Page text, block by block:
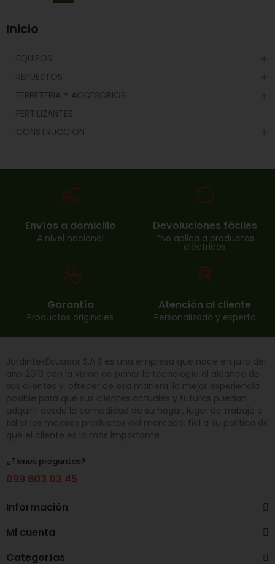
Inicio
EQUIPOS
REPUESTOS
FERRETERIA Y ACCESORIOS
FERTILIZANTES
CONSTRUCCION
Envíos a domicilio
A nivel nacional
Devoluciones fáciles
*No aplica a productos
eléctricos
Garantía
Productos originales
Atención al cliente
Personalizada y experta
JardintekEcuador S.A.S es una empresa que nace en julio del
año 2019 con la visión de poner la tecnología al alcance de
sus clientes y, ofrecer de esa manera, la mejor experiencia
posible para que sus clientes actuales y futuros puedan
adquirir desde la comodidad de su hogar, lugar de trabajo o
taller los mejores productos del mercado; fiel a su política de
que el cliente es lo más importante.
¿Tienes preguntas?
099 803 03 45
Información
Mi cuenta
Categorías